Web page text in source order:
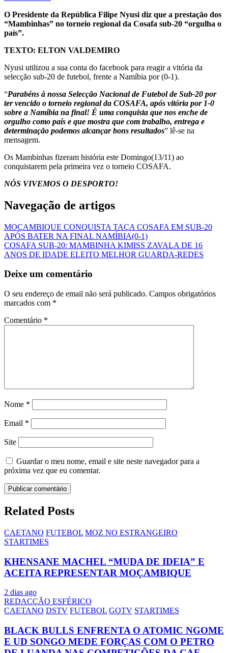
O Presidente da República Filipe Nyusi diz que a prestação dos
“Mambinhas” no torneio regional da Cosafa sub-20 “orgulha o
país”.
TEXTO: ELTON VALDEMIRO
Nyusi utilizou a sua conta do facebook para reagir a vitória da
selecção sub-20 de futebol, frente a Namíbia por (0-1).
“Parabéns à nossa Selecção Nacional de Futebol de Sub-20 por
ter vencido o torneio regional da COSAFA, após vitória por 1-0
sobre a Namíbia na final! É uma conquista que nos enche de
orgulho como país e que mostra que com trabalho, entrega e
determinação podemos alcançar bons resultados” lê-se na
mensagem.
Os Mambinhas fizeram história este Domingo(13/11) ao
conquistarem pela primeira vez o torneio COSAFA.
NÓS VIVEMOS O DESPORTO!
Navegação de artigos
MOÇAMBIQUE CONQUISTA TAÇA COSAFA EM SUB-20
APÓS BATER NA FINAL NAMÍBIA(0-1)
COSAFA SUB-20: MAMBINHA KIMISS ZAVALA DE 16
ANOS DE IDADE ELEITO MELHOR GUARDA-REDES
Deixe um comentário
O seu endereço de email não será publicado. Campos obrigatórios
marcados com *
Comentário *
Nome *
Email *
Site
Guardar o meu nome, email e site neste navegador para a
próxima vez que eu comentar.
Related Posts
CAETANO FUTEBOL MOZ NO ESTRANGEIRO
STARTIMES
KHENSANE MACHEL “MUDA DE IDEIA” E
ACEITA REPRESENTAR MOÇAMBIQUE
2 dias ago
REDACÇÃO ESFÉRICO
CAETANO DSTV FUTEBOL GOTV STARTIMES
BLACK BULLS ENFRENTA O ATOMIC NGOME
E UD SONGO MEDE FORÇAS COM O PETRO